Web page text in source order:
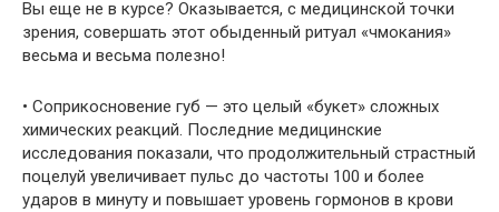
Вы еще не в курсе? Оказывается, с медицинской точки
зрения, совершать этот обыденный ритуал «чмокания»
весьма и весьма полезно!
• Соприкосновение губ — это целый «букет» сложных
химических реакций. Последние медицинские
исследования показали, что продолжительный страстный
поцелуй увеличивает пульс до частоты 100 и более
ударов в минуту и повышает уровень гормонов в крови